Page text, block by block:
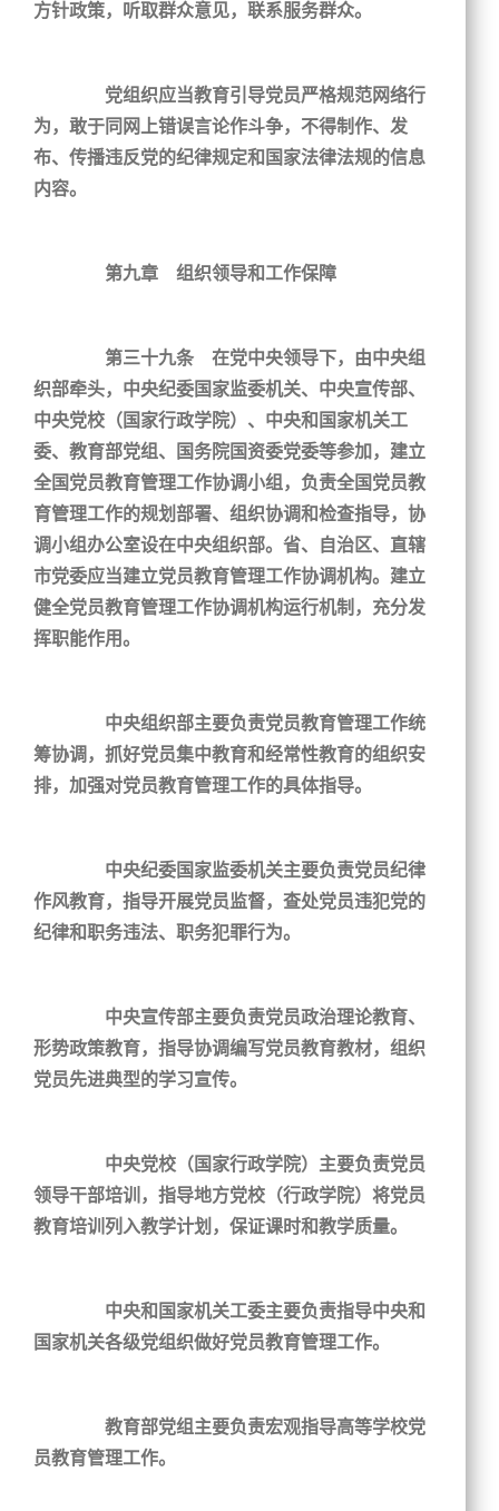
方针政策，听取群众意见，联系服务群众。
党组织应当教育引导党员严格规范网络行
为，敢于同网上错误言论作斗争，不得制作、发
布、传播违反党的纪律规定和国家法律法规的信息
内容。
第九章 组织领导和工作保障
第三十九条 在党中央领导下，由中央组
织部牵头，中央纪委国家监委机关、中央宣传部、
中央党校（国家行政学院）、中央和国家机关工
委、教育部党组、国务院国资委党委等参加，建立
全国党员教育管理工作协调小组，负责全国党员教
育管理工作的规划部署、组织协调和检查指导，协
调小组办公室设在中央组织部。省、自治区、直辖
市党委应当建立党员教育管理工作协调机构。建立
健全党员教育管理工作协调机构运行机制，充分发
挥职能作用。
中央组织部主要负责党员教育管理工作统
筹协调，抓好党员集中教育和经常性教育的组织安
排，加强对党员教育管理工作的具体指导。
中央纪委国家监委机关主要负责党员纪律
作风教育，指导开展党员监督，查处党员违犯党的
纪律和职务违法、职务犯罪行为。
中央宣传部主要负责党员政治理论教育、
形势政策教育，指导协调编写党员教育教材，组织
党员先进典型的学习宣传。
中央党校（国家行政学院）主要负责党员
领导干部培训，指导地方党校（行政学院）将党员
教育培训列入教学计划，保证课时和教学质量。
中央和国家机关工委主要负责指导中央和
国家机关各级党组织做好党员教育管理工作。
教育部党组主要负责宏观指导高等学校党
员教育管理工作。